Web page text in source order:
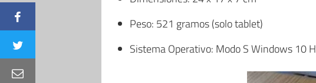
Peso: 521 gramos (solo tablet)
Sistema Operativo: Modo S Windows 10